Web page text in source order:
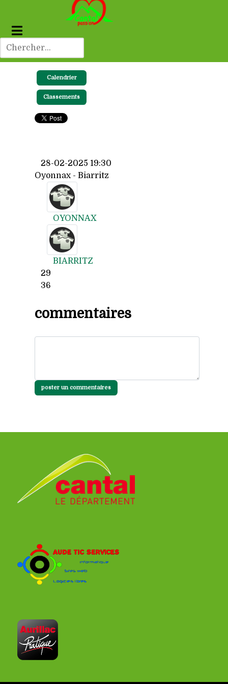
Calendrier
Classements
28-02-2025 19:30
Oyonnax - Biarritz
OYONNAX
BIARRITZ
29
36
commentaires
poster un commentaires